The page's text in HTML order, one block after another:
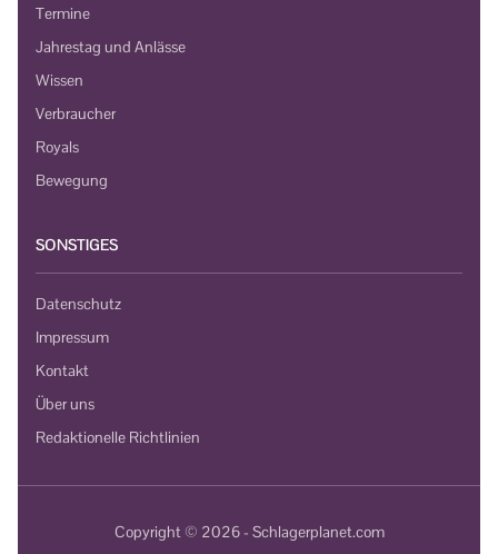
Termine
Jahrestag und Anlässe
Wissen
Verbraucher
Royals
Bewegung
SONSTIGES
Datenschutz
Impressum
Kontakt
Über uns
Redaktionelle Richtlinien
Copyright © 2026 - Schlagerplanet.com